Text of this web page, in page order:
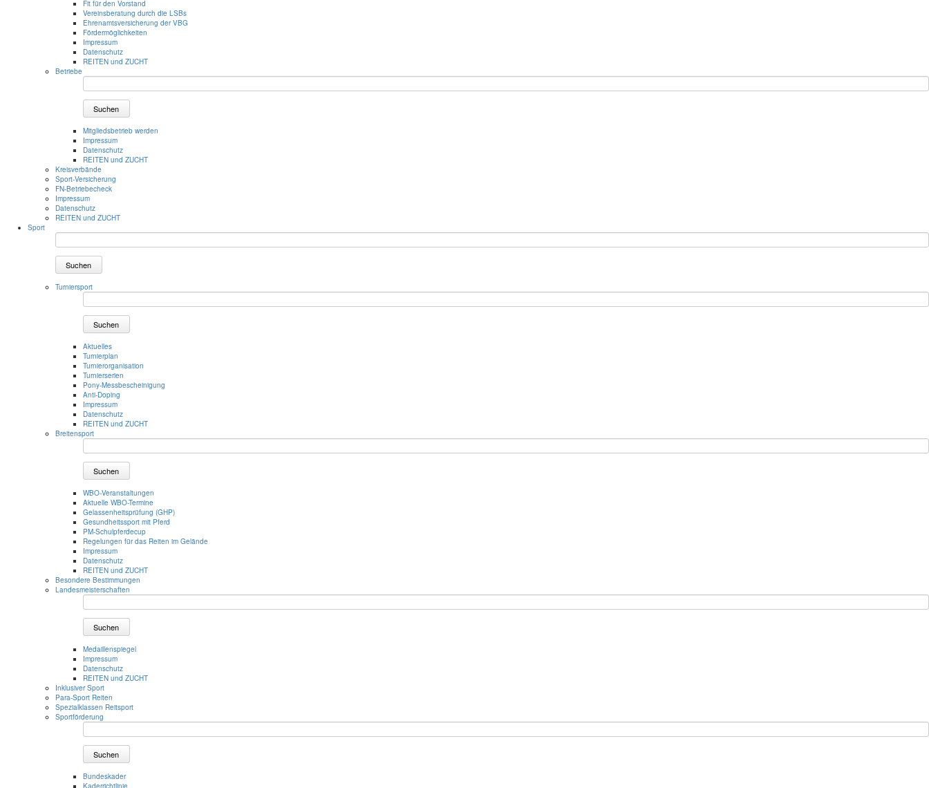
Fit für den Vorstand
Vereinsberatung durch die LSBs
Ehrenamtsversicherung der VBG
Fördermöglichkeiten
Impressum
Datenschutz
REITEN und ZUCHT
Betriebe
Suchen
Mitgliedsbetrieb werden
Impressum
Datenschutz
REITEN und ZUCHT
Kreisverbände
Sport-Versicherung
FN-Betriebecheck
Impressum
Datenschutz
REITEN und ZUCHT
Sport
Suchen
Turniersport
Suchen
Aktuelles
Turnierplan
Turnierorganisation
Turnierserien
Pony-Messbescheinigung
Anti-Doping
Impressum
Datenschutz
REITEN und ZUCHT
Breitensport
Suchen
WBO-Veranstaltungen
Aktuelle WBO-Termine
Gelassenheitsprüfung (GHP)
Gesundheitssport mit Pferd
PM-Schulpferdecup
Regelungen für das Reiten im Gelände
Impressum
Datenschutz
REITEN und ZUCHT
Besondere Bestimmungen
Landesmeisterschaften
Suchen
Medaillenspiegel
Impressum
Datenschutz
REITEN und ZUCHT
Inklusiver Sport
Para-Sport Reiten
Spezialklassen Reitsport
Sportförderung
Suchen
Bundeskader
Kaderrichtlinie